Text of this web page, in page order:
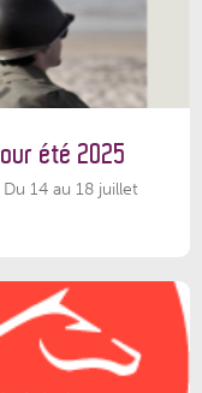
été 2025
14 au 18 juillet